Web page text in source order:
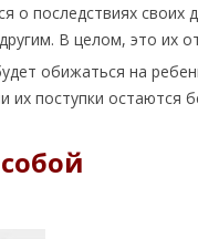
о последствиях своих
В целом, это их
обижаться на
их поступки остаются